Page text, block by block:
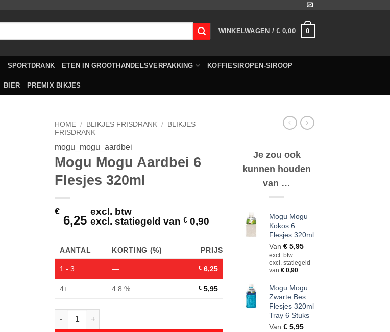
WINKELWAGEN /€ 0,00 0
SPORTDRANK ETEN IN GROOTHANDELSVERPAKKING KOFFIESIROPEN-SIROOP
BIER PREMIX BIKJES
HOME / BLIKJES FRISDRANK /
BLIKJES
FRISDRANK
mogu_mogu_aardbei
Mogu Mogu Aardbei 6
Flesjes 320ml
€
6,25
excl. btw
excl. statiegeld van € 0,90
AANTAL KORTING (%) PRIJS
1 - 3 — € 6,25
4+ 4.8 % € 5,95
Mogu Mogu Aardbei 6 Flesjes 320ml aantal
Je zou ook
kunnen houden
van …
Mogu Mogu
Kokos 6
Flesjes 320ml
Van € 5,95
excl. btw
excl. statiegeld
van € 0,90
Mogu Mogu
Zwarte Bes
Flesjes 320ml
Tray 6 Stuks
Van € 5,95